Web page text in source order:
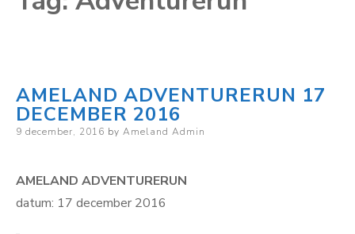
AMELAND ADVENTURERUN 17
DECEMBER 2016
Posted
9 december, 2016 by Ameland Admin
AMELAND ADVENTURERUN
datum: 17 december 2016